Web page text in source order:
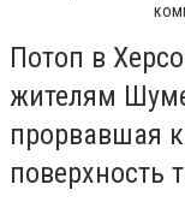
Потоп в
жителям
прорвавшая
поверхность